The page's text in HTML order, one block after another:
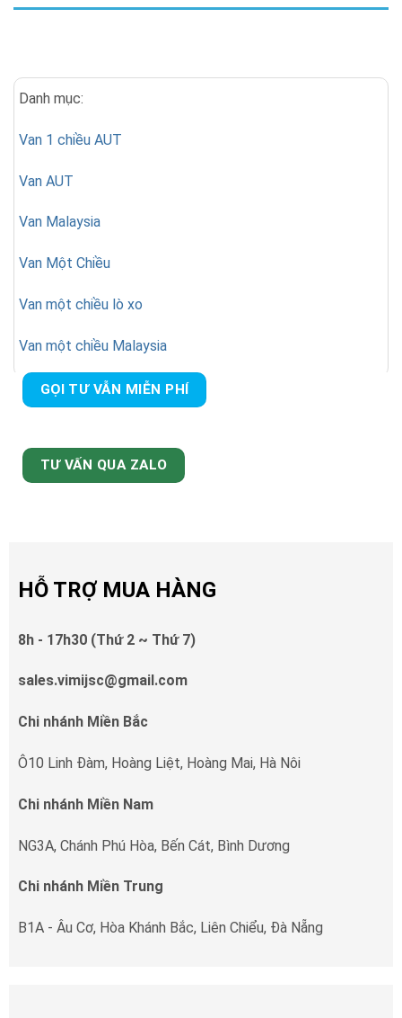
Danh mục:
Van 1 chiều AUT
Van AUT
Van Malaysia
Van Một Chiều
Van một chiều lò xo
Van một chiều Malaysia
GỌI TƯ VẪN MIỄN PHÍ
TƯ VẤN QUA ZALO
HỖ TRỢ MUA HÀNG
8h - 17h30 (Thứ 2 ~ Thứ 7)
sales.vimijsc@gmail.com
Chi nhánh Miền Bắc
Ô10 Linh Đàm, Hoàng Liệt, Hoàng Mai, Hà Nôi
Chi nhánh Miền Nam
NG3A, Chánh Phú Hòa, Bến Cát, Bình Dương
Chi nhánh Miền Trung
B1A - Âu Cơ, Hòa Khánh Bắc, Liên Chiểu, Đà Nẵng